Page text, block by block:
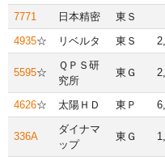
7771
日本精密 東Ｓ
4935☆ リベルタ 東Ｓ
5595☆
ＱＰＳ研
究所
東Ｇ
4626☆ 太陽ＨＤ 東Ｐ
336A
ダイナマ
ップ
東Ｇ